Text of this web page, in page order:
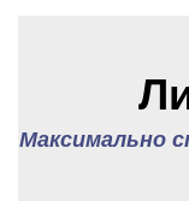
Максимально